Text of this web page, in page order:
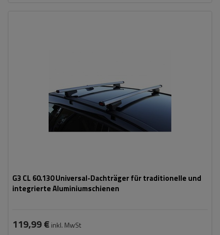
G3 CL 60.130 Universal-Dachträger für traditionelle und
integrierte Aluminiumschienen
119,99 € inkl. MwSt